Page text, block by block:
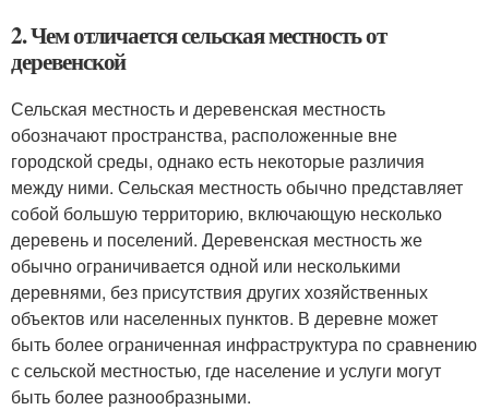
2. Чем отличается сельская местность от
деревенской
Сельская местность и деревенская местность
обозначают пространства, расположенные вне
городской среды, однако есть некоторые различия
между ними. Сельская местность обычно представляет
собой большую территорию, включающую несколько
деревень и поселений. Деревенская местность же
обычно ограничивается одной или несколькими
деревнями, без присутствия других хозяйственных
объектов или населенных пунктов. В деревне может
быть более ограниченная инфраструктура по сравнению
с сельской местностью, где население и услуги могут
быть более разнообразными.